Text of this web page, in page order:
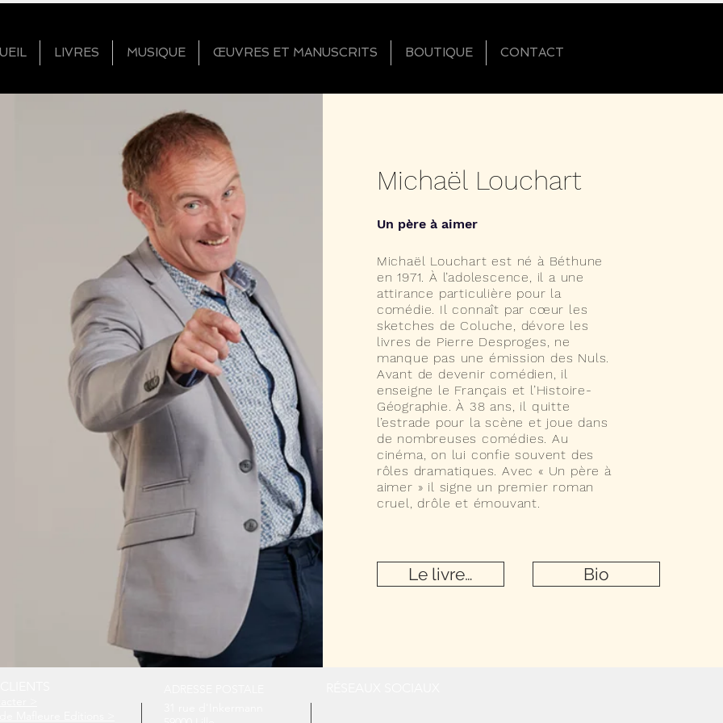
LIVRES MUSIQUE ŒUVRES ET MANUSCRITS BOUTIQUE CONTACT
Michaël Louchart
Un père à aimer
Michaël Louchart est né à Béthune
en 1971. À l’adolescence, il a une
attirance particulière pour la
comédie. Il connaît par cœur les
sketches de Coluche, dévore les
livres de Pierre Desproges, ne
manque pas une émission des Nuls.
Avant de devenir comédien, il
enseigne le Français et l’Histoire-
Géographie. À 38 ans, il quitte
l’estrade pour la scène et joue dans
de nombreuses comédies. Au
cinéma, on lui confie souvent des
rôles dramatiques. Avec « Un père à
aimer » il signe un premier roman
cruel, drôle et émouvant.
Le livre… Bio